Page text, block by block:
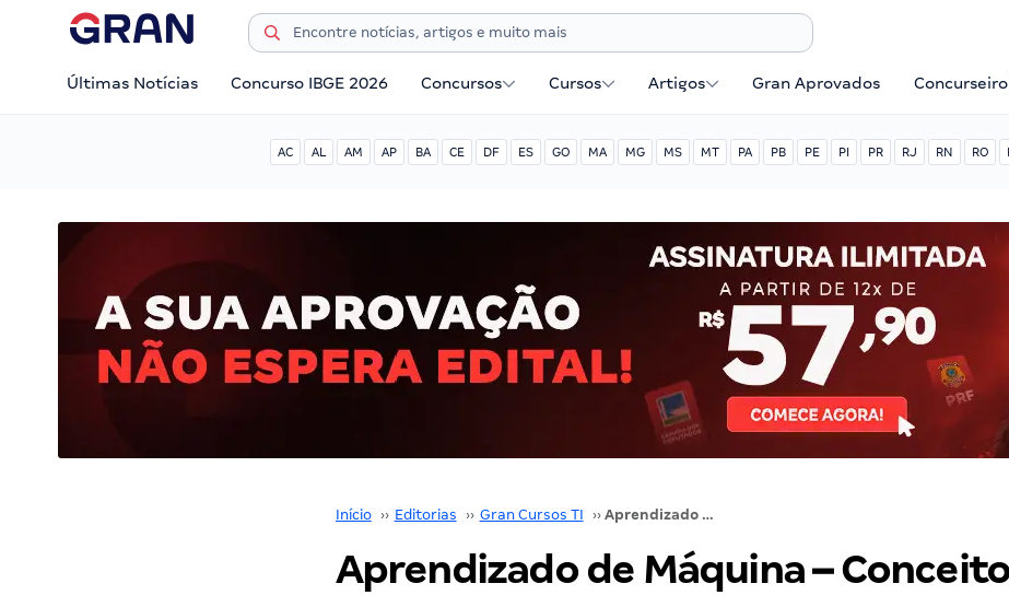
Últimas Notícias Concurso IBGE 2026 Concursos Cursos Artigos Gran Aprovados
AC AL AM AP BA CE DF ES GO MA MG MS MT PA PB PE PI PR RJ RN RO
Início ›› Editorias ›› Gran Cursos TI ›› Aprendizado de Máquina – Conceitos
Aprendizado de Máquina –